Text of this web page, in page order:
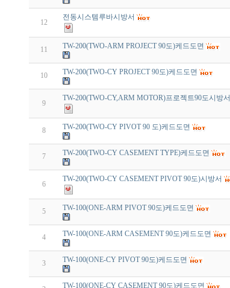
12
전동시스템루바시방서
11 TW-200(TWO-ARM PROJECT 90도)케드도면
10 TW-200(TWO-CY PROJECT 90도)케드도면
9
TW-200(TWO-CY,ARM MOTOR)프로젝트90도시방서
8 TW-200(TWO-CY PIVOT 90 도)케드도면
7 TW-200(TWO-CY CASEMENT TYPE)케드도면
6
TW-200(TWO-CY CASEMENT PIVOT 90도)시방서
5 TW-100(ONE-ARM PIVOT 90도)케드도면
4 TW-100(ONE-ARM CASEMENT 90도)케드도면
3 TW-100(ONE-CY PIVOT 90도)케드도면
TW-100(ONE-CY CASEMENT 90도)케드도면